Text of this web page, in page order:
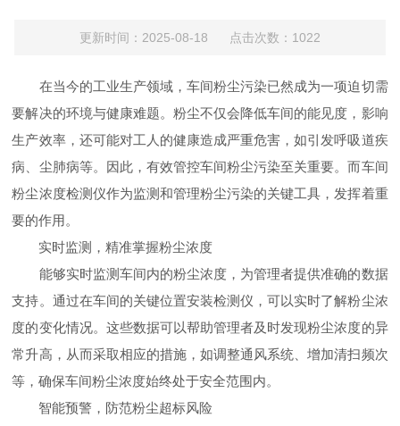
更新时间：2025-08-18 点击次数：1022
在当今的工业生产领域，车间粉尘污染已然成为一项迫切需
要解决的环境与健康难题。粉尘不仅会降低车间的能见度，影响
生产效率，还可能对工人的健康造成严重危害，如引发呼吸道疾
病、尘肺病等。因此，有效管控车间粉尘污染至关重要。而车间
粉尘浓度检测仪作为监测和管理粉尘污染的关键工具，发挥着重
要的作用。
实时监测，精准掌握粉尘浓度
能够实时监测车间内的粉尘浓度，为管理者提供准确的数据
支持。通过在车间的关键位置安装检测仪，可以实时了解粉尘浓
度的变化情况。这些数据可以帮助管理者及时发现粉尘浓度的异
常升高，从而采取相应的措施，如调整通风系统、增加清扫频次
等，确保车间粉尘浓度始终处于安全范围内。
智能预警，防范粉尘超标风险